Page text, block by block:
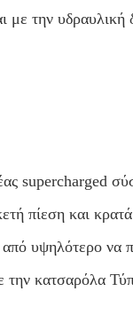
με την
supercharged
πίεση και
υψηλότερο να
κατσαρόλα